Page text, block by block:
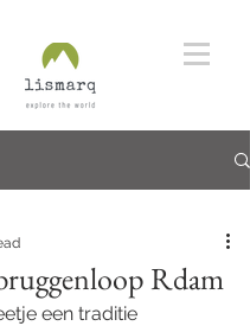
Rdam
een traditie